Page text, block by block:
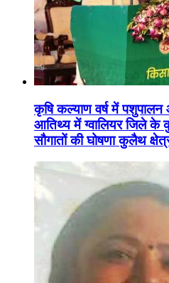
कृषि कल्याण वर्ष में
आतिथ्य में ग्वालियर जिले के
सौगातों की घोषणा कुलैथ